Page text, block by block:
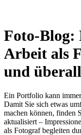
Foto-Blog:
Arbeit als
und überall
Ein Portfolio kann
Damit Sie sich etwas
machen können, finden
aktualisiert –
als Fotograf begleiten